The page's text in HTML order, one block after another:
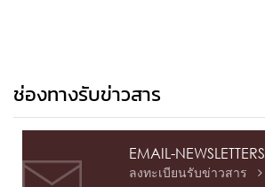
ช่องทางรับข่าวสาร
EMAIL-NEWSLETTERS
ลงทะเบียนรับข่าวสาร 